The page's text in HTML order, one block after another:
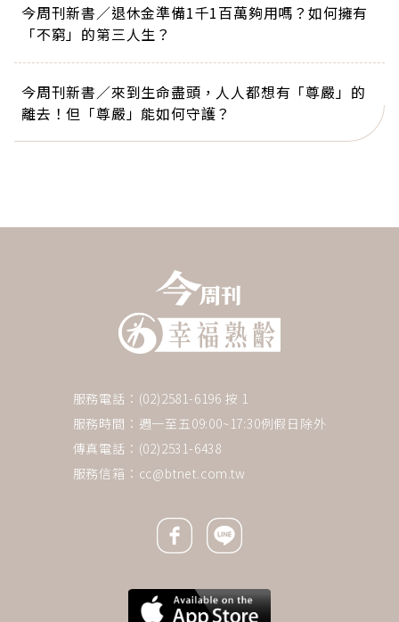
今周刊新書／退休金準備1千1百萬夠用嗎？如何擁有
「不窮」的第三人生？
今周刊新書／來到生命盡頭，人人都想有「尊嚴」的
離去！但「尊嚴」能如何守護？
服務電話：(02)2581-6196 按 1
服務時間：週一至五09:00~17:30例假日除外
傳真電話：(02)2531-6438
服務信箱： cc@btnet.com.tw
Facebook icon
Line icon